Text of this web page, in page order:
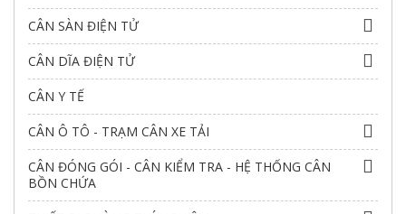
CÂN SÀN ĐIỆN TỬ
CÂN DĨA ĐIỆN TỬ
CÂN Y TẾ
CÂN Ô TÔ - TRẠM CÂN XE TẢI
CÂN ĐÓNG GÓI - CÂN KIỂM TRA - HỆ THỐNG CÂN
BỒN CHỨA